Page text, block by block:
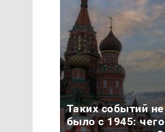
Таких событий не
было с 1945: чего